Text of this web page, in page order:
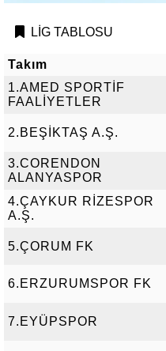
LİG TABLOSU
Takım
1.AMED SPORTİF
FAALİYETLER
2.BEŞİKTAŞ A.Ş.
3.CORENDON
ALANYASPOR
4.ÇAYKUR RİZESPOR
A.Ş.
5.ÇORUM FK
6.ERZURUMSPOR FK
7.EYÜPSPOR